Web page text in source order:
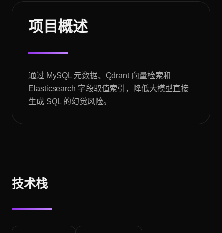
项目概述
通过 MySQL 元数据、Qdrant 向量检索和
Elasticsearch 字段取值索引，降低大模型直接
生成 SQL 的幻觉风险。
技术栈